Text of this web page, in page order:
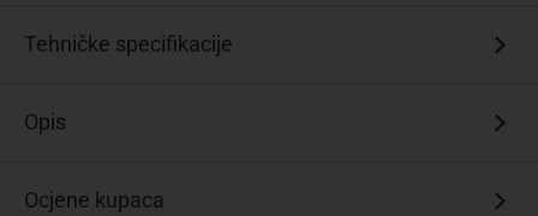
Infracrvene
za
optimizirani
vid
Tehničke specifikacije
Opis
Ocjene kupaca